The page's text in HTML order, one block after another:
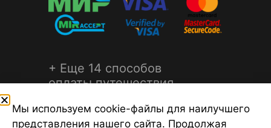
+ Еще 14 способов
оплаты путешествия
Мы используем cookie-файлы для наилучшего
представления нашего сайта. Продолжая